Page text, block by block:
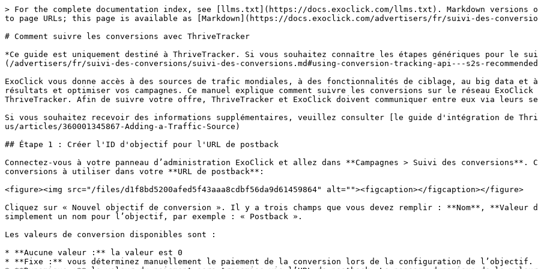
> For the complete documentation index, see [llms.txt](https://docs.exoclick.com/llms.txt). Markdown versions of documentation pages are available by appending `.md` to page URLs; this page is available as [Markdown](https://docs.exoclick.com/advertisers/fr/suivi-des-conversions/manuels-de-suivi/thrivetracker-tracking.md).

# Comment suivre les conversions avec ThriveTracker

*Ce guide est uniquement destiné à ThriveTracker. Si vous souhaitez connaître les étapes génériques pour le suivi S2S, veuillez consulter le* [*section Annonceurs*](/advertisers/fr/suivi-des-conversions/suivi-des-conversions.md#using-conversion-tracking-api---s2s-recommended)*.*

ExoClick vous donne accès à des sources de trafic mondiales, à des fonctionnalités de ciblage, au big data et à des outils d'analyse statistique pour filtrer les résultats et optimiser vos campagnes. Ce manuel explique comment suivre les conversions sur le réseau ExoClick lorsque vous utilisez le logiciel de suivi ThriveTracker. Afin de suivre votre offre, ThriveTracker et ExoClick doivent communiquer entre eux via leurs serveurs.

Si vous souhaitez recevoir des informations supplémentaires, veuillez consulter [le guide d'intégration de ThriveTracker.](https://support.thrivetracker.com/hc/en-us/articles/360001345867-Adding-a-Traffic-Source)

## Étape 1 : Créer l'ID d'objectif pour l'URL de postback

Connectez-vous à votre panneau d’administration ExoClick et allez dans **Campagnes > Suivi des conversions**. Cela vous permet de créer le code de suivi des conversions à utiliser dans votre **URL de postback**:

<figure><img src="/files/d1f8bd5200afed5f43aaa8cdbf56da9d61459864" alt=""><figcaption></figcaption></figure>

Cliquez sur « Nouvel objectif de conversion ». Il y a trois champs que vous devez remplir : **Nom**, **Valeur de conversion** et **Ordre**. Dans **Nom**, ajoutez simplement un nom pour l’objectif, par exemple : « Postback ».

Les valeurs de conversion disponibles sont :

* **Aucune valeur :** la valeur est 0
* **Fixe :** vous déterminez manuellement le paiement de la conversion lors de la configuration de l’objectif.
* **Dynamique :** la valeur du paiement sera transmise via l’URL de postback. Le passage dynamique de la valeur sera expliqué en détail plus loin dans le guide.

**Ordre** est utilisé pour organiser les différents objectifs que vous avez créés dans votre compte. Si vous avez créé plusieurs objectifs de conversion, l’ordre vous aidera à organiser la manière dont ces objectifs sont affichés dans vos statistiques et dans la liste des campagnes.

Une fois que vous avez ajouté tous ces champs, cliquez sur le bouton « Créer ». Le panneau d’administration affichera la structure de l’URL de postback ainsi que le **ID d’objectif** correspondant à l’objectif que vous venez de créer. Cela devrait ressembler à quelque chose comme ceci :

```
http://s.magsrv.com/tag.php?goal=66a8605e6cce49fbb8056f273f8e1a2e&tag=
```

Vous pouvez également consulter notre [page de suivi des conversions](/advertisers/fr/suivi-des-conversions/suivi-des-conversions.md) pour en savoir plus sur notre processus de création d’objectif.

## Étape 2 : Créez une nouvelle source de trafic dans ThriveTracker

Pour suivre les conversions sur ExoClick, vous devrez ajouter un tracker dynamique à l’URL de votre campagne **{conversions\_tracking}** qui identifie chaque clic de manière unique. Vous devez enregistrer ce tracker dans ThriveTracker et le faire notifier le serveur d'ExoClick chaque fois qu'un utilisateur génère une conversion.

Vous pouvez enregistrer ce tracker via le **URL de postback**. Pour ce faire dans ThriveTracker, suivez ces étapes :

{% stepper %}
{% step %}

#### Connectez-vous à ThriveTracker et ajoutez une nouvelle source de trafic

Connectez-vous à ThriveTracker, cliquez sur **« Traffic Sources »**, puis cliquez sur **"Ajouter une nouvelle source de trafic"**:

<figure><img src="/files/93f3ef817486276eacfc1cbf12108d0d0346c9fa" alt=""><figcaption></figcaption></figure>
{% endstep %}

{% step %}

#### Sélectionnez ExoClick

Sélectionnez **ExoClick** dans la liste des modèles disponibles.
{% endstep %}

{% step %}

#### Ajoutez l'URL de postback d'ExoClick

ThriveTracker renseignera automatiquement tous les paramètres de la source de trafic. Sous "URL de postback de la source de trafic", ajoutez le **URL de postback** que vous avez créé dans ExoClick.

**Remarque**: Si vous avez sélectionné **Dynamique** comme valeur lors de la configuration de votre objectif dans ExoClick, alors vous devrez également ajouter **\&value={amount}** à la fin de l’URL de postback afin de transmettre la valeur de la conversion. Dans ce cas, votre URL de postback ressemblera à ce qui suit :

```
http://s.magsrv.com/tag.php?goal=66a8605e6cce49fbb8056f273f8e1a2e&tag={externalid}&value={amount}
```

{% endstep %}

{% step %}

#### Mettez à jour le paramètre Cost

Enfin, dans la liste **"Paramètres"** des paramètres, changez le **Coût** paramètre de "{cost}" à **"{actual\_cost}"**:

<figure><img src="/files/53b2153f91408bb338d8421e644a38a0bd817387" alt=""><figcaption></figcaption></figure>

**{actual\_cost}** est défini comme le coût réel du CPM / CPC payé pour chaque impression/clic. Par conséquent, ce paramètre doit être utilisé pour les bannières CPC et les Popunders CPM / Smart CPM. Notez que ThriveTracker ne mesure que **les clics**, donc **vous ne pouvez pas suivre les coûts CPM des formats autres que les popunders**.

Le seul paramètre obligatoire pour suivre les conversions est l'ID externe ; tous les autres sont facultatifs. Vous pouvez toujours trouver tous les jetons disponibles dans notre [page Jetons dynamiques.](/advertisers/fr/campagnes/macros.md)
{% endstep %}

{% step %}

#### Enregistrez l'URL de postback

Cliquez sur « Enregistrer » pour sauvegarder l'URL de postback.
{% endstep %}
{% endstepper %}

## Étape 3 (facultatif) : Ajoutez un réseau d'affiliation à ThriveTracker

*Si vous n’utilisez pas d’offre provenant d’une plateforme d’affiliation, veuillez passer à l’étape 4*

Cliquez sur le **Réseaux d'affiliation** onglet, puis cliquez sur « Ajouter un nouveau réseau » :

<figure><img src="/files/0914fa247774e6f33aa4dd02a2e6376127c76629" alt=""><figcaption></figcaption></figure>

Cliquez sur **"Réseaux d'affiliation prédéfinis"** et sélectionnez le réseau avec lequel vous travaillez. Si votre réseau n'est pas répertorié, vous pourrez alors saisir manuellement les paramètres du réseau.

Depuis cette page, le paramètre le plus important pour ExoClick est le **Montant**, car il sera utilisé dans l'URL de postback si vous transmettez les coûts dynamiquement depuis le réseau d'affiliation.

<figure><img